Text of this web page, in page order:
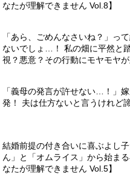
なたが理解できません Vol.8】
「あら、ごめんなさいね？」っ
ないでしょ…！ 私の畑に平然と
視？悪意？その行動にモヤモヤ
「義母の発言が許せない…！」
発！ 夫は仕方ないと言うけれど
結婚前提の付き合いに喜ぶよし
ん」と「オムライス」から始ま
なたが理解できません Vol.5】